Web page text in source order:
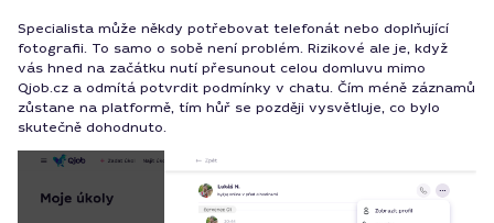
Specialista může někdy potřebovat telefonát nebo doplňující
fotografii. To samo o sobě není problém. Rizikové ale je, když
vás hned na začátku nutí přesunout celou domluvu mimo
Qjob.cz a odmítá potvrdit podmínky v chatu. Čím méně záznamů
zůstane na platformě, tím hůř se později vysvětluje, co bylo
skutečně dohodnuto.